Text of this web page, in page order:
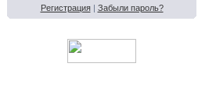
Регистрация| Забыли пароль?